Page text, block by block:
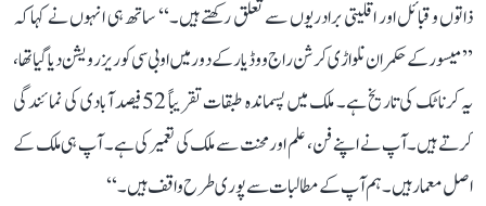
ذاتوں و قبائل اور اقلیتی برادریوں سے تعلق رکھتے ہیں۔‘‘ ساتھ ہی انہوں نے کہا کہ
’’میسور کے حکمران نلواڑی کرشن راج ووڈیار کے دور میں او بی سی کو ریزرویشن دیا گیا تھا،
یہ کرناٹک کی تاریخ ہے۔ ملک میں پسماندہ طبقات تقریباً 52 فیصد آبادی کی نمائندگی
کرتے ہیں۔ آپ نے اپنے فن، علم اور محنت سے ملک کی تعمیر کی ہے۔ آپ ہی ملک کے
اصل معمار ہیں۔ ہم آپ کے مطالبات سے پوری طرح واقف ہیں۔‘‘